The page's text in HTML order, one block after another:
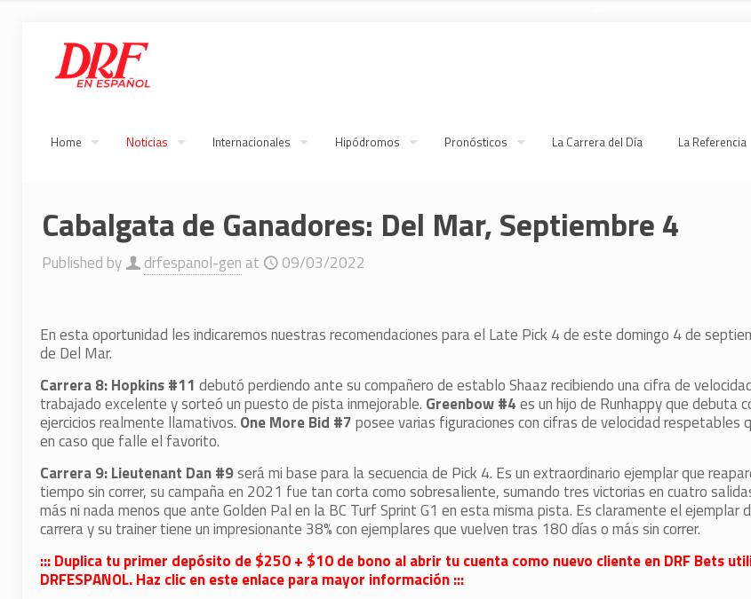
Home Noticias Internacionales Hipódromos Pronósticos La Carrera del Día La Referencia
Cabalgata de Ganadores: Del Mar, Septiembre 4
Published by drfespanol-gen at 09/03/2022
En esta oportunidad les indicaremos nuestras recomendaciones para el Late Pick 4 de este domingo 4 de
de Del Mar.
Carrera 8: Hopkins #11 debutó perdiendo ante su compañero de establo Shaaz recibiendo una cifra de
trabajado excelente y sorteó un puesto de pista inmejorable. Greenbow #4es un hijo de Runhappy que debuta
ejercicios realmente llamativos. One More Bid #7posee varias figuraciones con cifras de velocidad respetables
en caso que falle el favorito.
Carrera 9: Lieutenant Dan #9será mi base para la secuencia de Pick 4. Es un extraordinario ejemplar que
tiempo sin correr, su campaña en 2021 fue tan corta como sobresaliente, sumando tres victorias en cuatro
más ni nada menos que ante Golden Pal en la BC Turf Sprint G1 en esta misma pista. Es claramente el ejemplar
carrera y su trainer tiene un impresionante 38% con ejemplares que vuelven tras 180 días o más sin correr.
::: Duplica tu primer depósito de $250 + $10 de bono al abrir tu cuenta como nuevo cliente en DRF Bets
DRFESPANOL. Haz clic en este enlace para mayor información :::